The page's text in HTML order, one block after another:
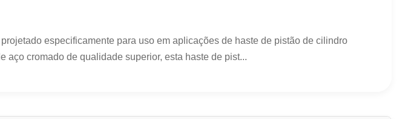
especificamente para uso em aplicações de haste de pistão de cilindro
cromado de qualidade superior, esta haste de pist...